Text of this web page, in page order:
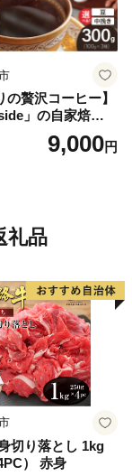
の贅沢コーヒー】
」の自家焙煎珈
珈琲飲み比べセッ
9,000円
礼品
切り落とし 1kg
） 赤身